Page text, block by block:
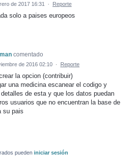
de 2017 16:31 · Reporte
solo a paises europeos
comentado
de 2016 02:10 · Reporte
la opcion (contribuir)
una medicina escanear el codigo y
de esta y que los datos puedan
usuarios que no encuentran la base de
su pais
pueden iniciar sesión